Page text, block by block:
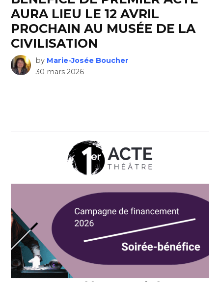
AURA LIEU LE 12 AVRIL
PROCHAIN AU MUSÉE DE LA
CIVILISATION
by Marie-Josée Boucher
30 mars 2026